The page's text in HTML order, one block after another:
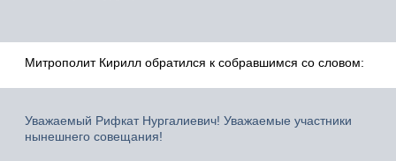
Митрополит Кирилл обратился к собравшимся со словом:
Уважаемый Рифкат Нургалиевич! Уважаемые участники
нынешнего совещания!